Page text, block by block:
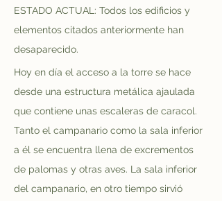
ESTADO ACTUAL: Todos los edificios y
elementos citados anteriormente han
desaparecido.
Hoy en día el acceso a la torre se hace
desde una estructura metálica ajaulada
que contiene unas escaleras de caracol.
Tanto el campanario como la sala inferior
a él se encuentra llena de excrementos
de palomas y otras aves. La sala inferior
del campanario, en otro tiempo sirvió